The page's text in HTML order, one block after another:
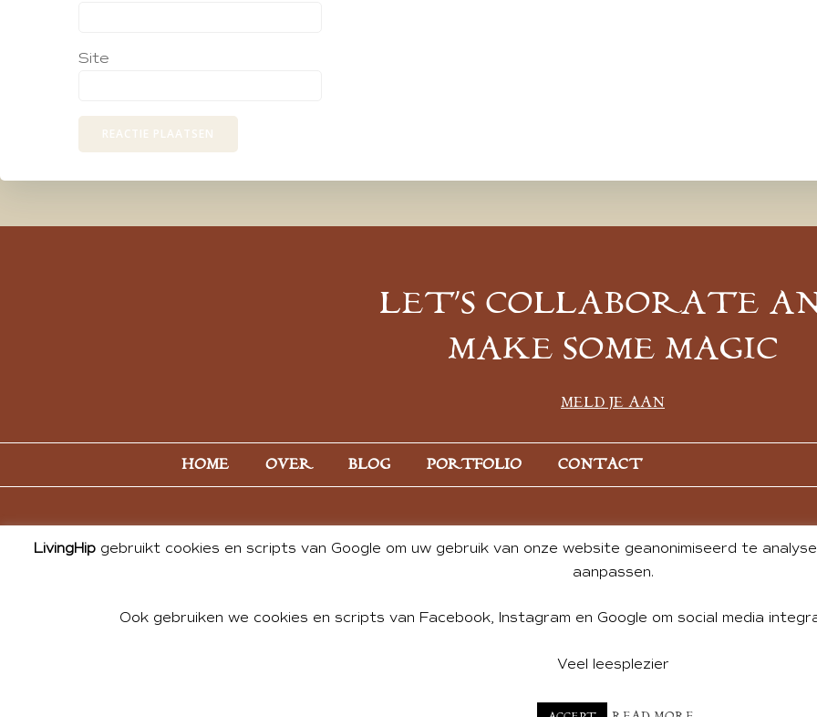
Site
LET’S COLLABORATE
MAKE SOME MAGIC
MELD JE AAN
HOME OVER BLOG PORTFOLIO CONTACT
© 2026 ALL PHOTOS & CONTENT BY ANDREA DE GROOT. WEBSITE DESIGN BY
LivingHip gebruikt cookies en scripts van Google om uw gebruik van onze website geanonimiseerd te
aanpassen.
Ook gebruiken we cookies en scripts van Facebook, Instagram en Google om social media
Veel leesplezier